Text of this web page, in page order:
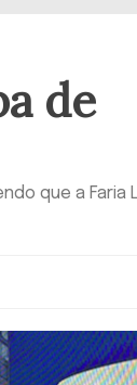
de
que a Faria